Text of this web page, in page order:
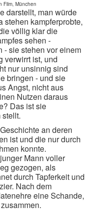
Film, München
darstellt, man würde
stehen kampferprobte,
völlig klar die
sehen -
- sie stehen vor einem
verwirrt ist, und
nur unsinnig sind
bringen - und sie
Angst, nicht aus
Nutzen daraus
Das ist sie
an deren
ist und die nur durch
konnte.
Mann voller
gezogen, als
durch Tapferkeit und
Nach dem
eine Schande,